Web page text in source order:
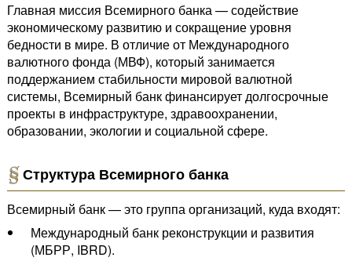
Главная миссия Всемирного банка — содействие
экономическому развитию и сокращение уровня
бедности в мире. В отличие от Международного
валютного фонда (МВФ), который занимается
поддержанием стабильности мировой валютной
системы, Всемирный банк финансирует долгосрочные
проекты в инфраструктуре, здравоохранении,
образовании, экологии и социальной сфере.
Структура Всемирного банка
Всемирный банк — это группа организаций, куда входят:
Международный банк реконструкции и развития
(МБРР, IBRD).